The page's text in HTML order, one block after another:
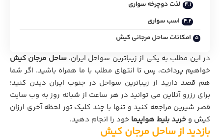
لذت دوچرخه سواری
اسب سواری
امکانات ساحل مرجانی کیش
در این مطلب به یکی از زیباترین سواحل ایران،ساحل مرجان کیش
خواهیم پرداخت، پس تا انتهای مطلب با ما همراه باشید. اگر شما
هم قصد دارید از زیباترین سواحل در جنوب ایران دیدن کنید؛
برای رزرو آنلاین می توانید در هر ساعت از شبانه روز به وب سایت
قصر شیرین مراجعه کنید و تنها با چند کلیک تور لحظه آخری ارزان
کیش و خرید بلیط هواپیما خود را انجام دهید.
بازدید از ساحل مرجان کیش